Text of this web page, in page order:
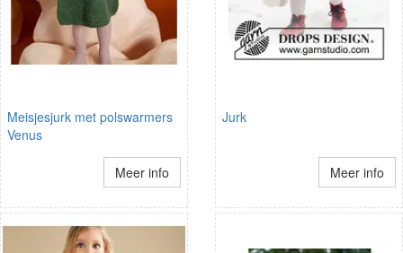
Meisjesjurk met polswarmers
Venus
Meer info
Jurk
Meer info